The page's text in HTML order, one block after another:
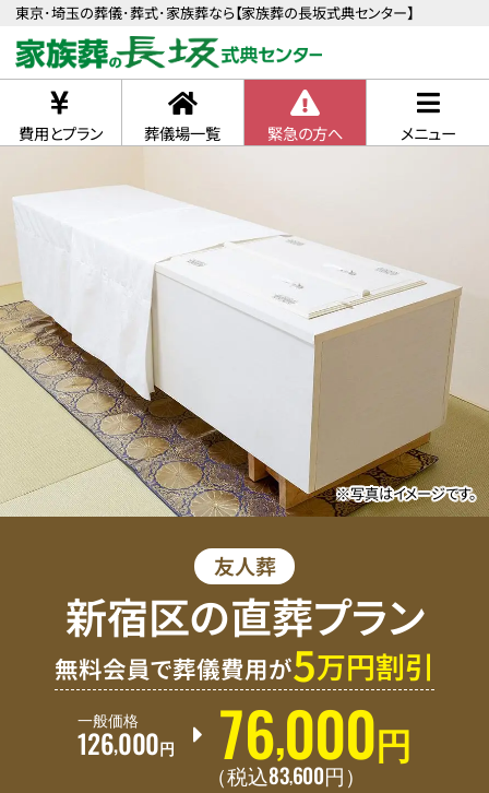
東京･埼玉の葬儀･葬式･家族葬なら【家族葬の長坂式典センター】
費用とプラン 葬儀場一覧 緊急の方へ メニュー
※写真はイメージです。
友人葬
新宿区の直葬プラン
無料会員で葬儀費用が5万円割引
一般価格
126,000 円 76,000 円
（税込83,600円 ）